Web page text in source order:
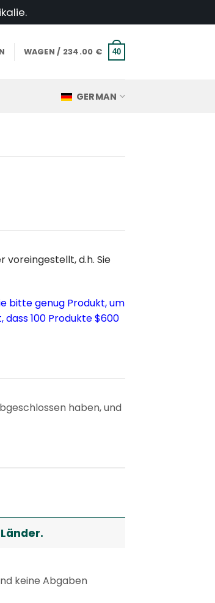
WAGEN / 234.00 € 40
GERMAN
voreingestellt, d.h. Sie
bitte genug Produkt, um
100 Produkte $600
haben, und
keine Abgaben